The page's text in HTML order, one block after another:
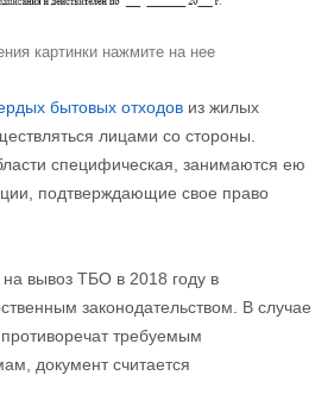
картинки нажмите на нее
бытовых отходовиз жилых
лицами со стороны.
специфическая, занимаются ею
подтверждающие свое право
вывоз ТБО в 2018 году в
законодательством. В случае
требуемым
документ считается